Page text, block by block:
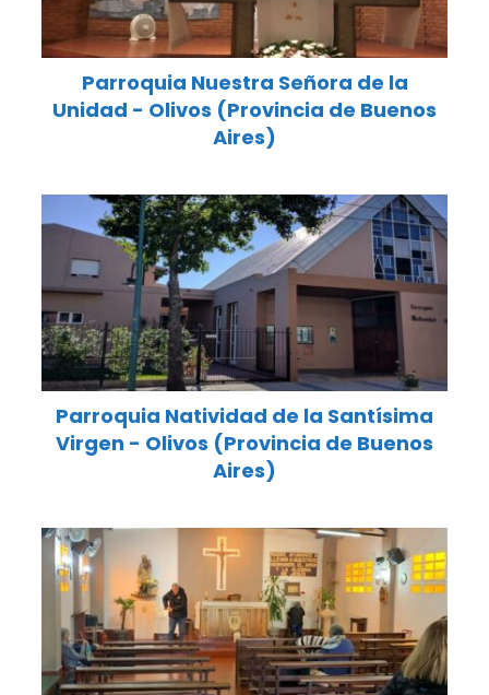
Parroquia Nuestra Señora de la
Unidad - Olivos (Provincia de Buenos
Aires)
Parroquia Natividad de la Santísima
Virgen - Olivos (Provincia de Buenos
Aires)